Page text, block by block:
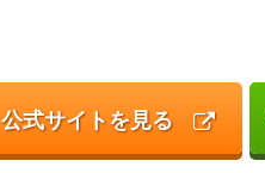
公式サイトを見る